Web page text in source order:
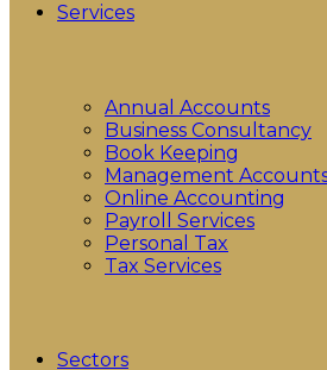
Services
Annual Accounts
Business Consultancy
Book Keeping
Management
Online Accounting
Payroll Services
Personal Tax
Tax Services
Sectors